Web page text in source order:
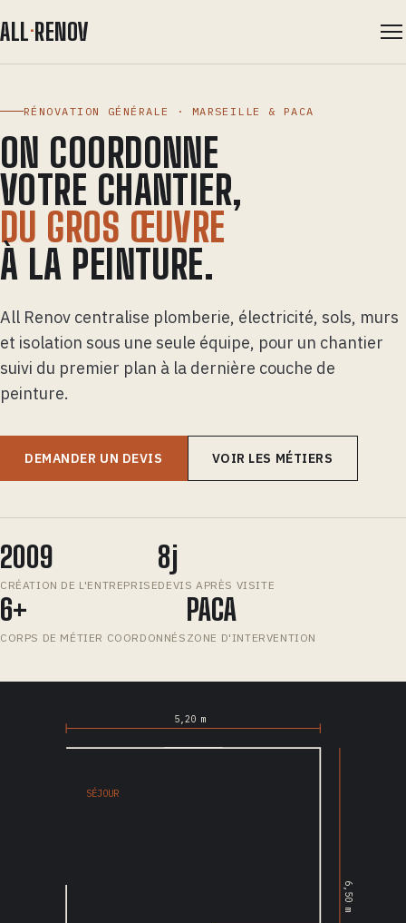
ALL·RENOV
Démarche
Zone d'intervention
Garanties
Contact
RÉNOVATION GÉNÉRALE · MARSEILLE & PACA
ON COORDONNE
VOTRE CHANTIER,
DU GROS ŒUVRE
À LA PEINTURE.
All Renov centralise plomberie, électricité, sols, murs
et isolation sous une seule équipe, pour un chantier
suivi du premier plan à la dernière couche de
peinture.
DEMANDER UN DEVIS VOIR LES MÉTIERS
2009
CRÉATION DE L'ENTREPRISE
8j
DEVIS APRÈS VISITE
6+
CORPS DE MÉTIER COORDONNÉS
PACA
ZONE D'INTERVENTION
5,20 m
6,50 m
SÉJOUR